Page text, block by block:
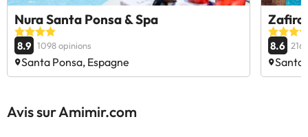
Nura Santa Ponsa & Spa
8.9 1098 opinions
Santa Ponsa, Espagne
Zafiro
8.6 216
Santa
Avis sur Amimir.com